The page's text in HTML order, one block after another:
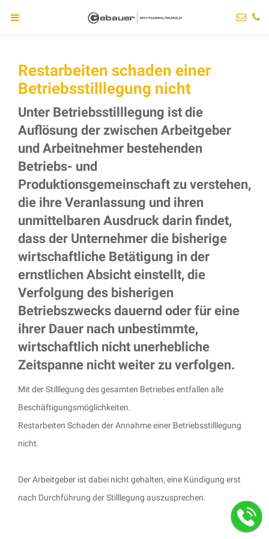
Restarbeiten schaden einer
Betriebsstilllegung nicht
Unter Betriebsstilllegung ist die
Auflösung der zwischen Arbeitgeber
und Arbeitnehmer bestehenden
Betriebs- und
Produktionsgemeinschaft zu verstehen,
die ihre Veranlassung und ihren
unmittelbaren Ausdruck darin findet,
dass der Unternehmer die bisherige
wirtschaftliche Betätigung in der
ernstlichen Absicht einstellt, die
Verfolgung des bisherigen
Betriebszwecks dauernd oder für eine
ihrer Dauer nach unbestimmte,
wirtschaftlich nicht unerhebliche
Zeitspanne nicht weiter zu verfolgen.
Mit der Stilllegung des gesamten Betriebes entfallen alle
Beschäftigungsmöglichkeiten.
Restarbeiten Schaden der Annahme einer Betriebsstilllegung
nicht.
Der Arbeitgeber ist dabei nicht gehalten, eine Kündigung erst
nach Durchführung der Stilllegung auszusprechen.